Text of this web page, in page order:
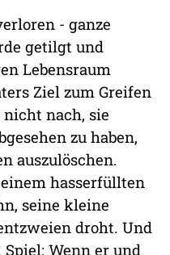
- ganze
getilgt und
Lebensraum
Ziel zum Greifen
nach, sie
zu haben,
auszulöschen.
hasserfüllten
seine kleine
droht. Und
Wenn er und